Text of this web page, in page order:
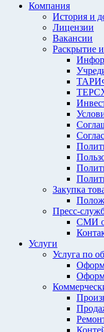
Компания
История и
Лицензии
Вакансии
Раскрытие
Закупка
Пресс-
СМИ о
Услуги
Услуга по